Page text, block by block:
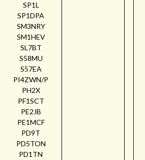
SP1L
SP1DPA
SM3NRY
SM1HEV
SL7BT
S58MU
S57EA
PI4ZWN/P
PH2X
PF1SCT
PE2JB
PE1MCF
PD9T
PD5TON
PD1TN